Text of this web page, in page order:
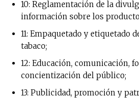
10: Reglamentación de la
información sobre los
11: Empaquetado y etiquetado
tabaco;
12: Educación, comunicación,
concientización del público;
13: Publicidad, promoción y